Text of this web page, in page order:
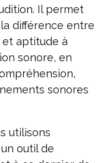
Il permet
différence entre
aptitude à
sonore, en
sonores
utilisons
outil de